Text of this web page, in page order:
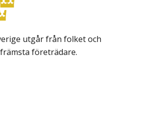
utgår från folket och
företrädare.